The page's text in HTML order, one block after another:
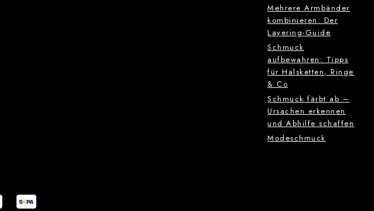
Mehrere Armbänder
kombinieren: Der
Layering-Guide
Schmuck
aufbewahren: Tipps
für Halsketten, Ringe
& Co
Schmuck färbt ab –
Ursachen erkennen
und Abhilfe schaffen
Modeschmuck